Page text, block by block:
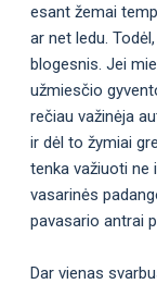
esant žemai
ar net ledu.
blogesnis. Jei
užmiesčio
rečiau važinėja
ir dėl to žymiai
tenka važiuoti ne
vasarinės
pavasario antrai
Dar vienas